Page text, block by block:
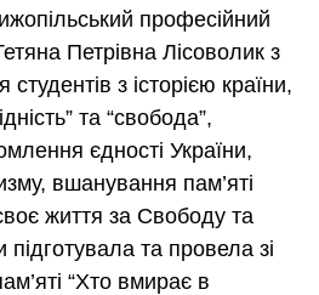
професійний
Петрівна Лісоволик з
з історією країни,
та “свобода”,
єдності України,
вшанування пам’яті
життя за Свободу та
підготувала та провела зі
“Хто вмирає в